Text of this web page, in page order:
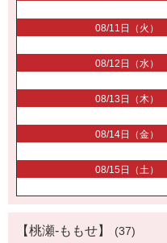
08/11日（火）
08/12日（水）
08/13日（木）
08/14日（金）
08/15日（土）
【桃瀬-ももせ】 (37)